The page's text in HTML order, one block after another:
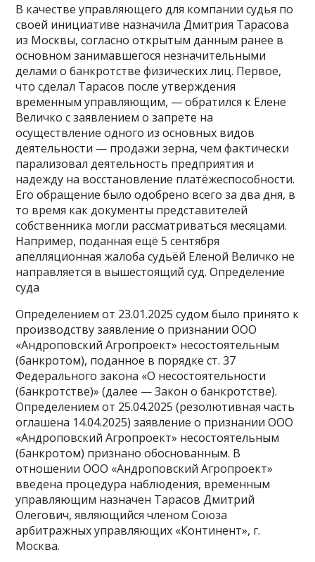
В качестве управляющего для компании судья по
своей инициативе назначила Дмитрия Тарасова
из Москвы, согласно открытым данным ранее в
основном занимавшегося незначительными
делами о банкротстве физических лиц. Первое,
что сделал Тарасов после утверждения
временным управляющим, — обратился к Елене
Величко с заявлением о запрете на
осуществление одного из основных видов
деятельности — продажи зерна, чем фактически
парализовал деятельность предприятия и
надежду на восстановление платёжеспособности.
Его обращение было одобрено всего за два дня, в
то время как документы представителей
собственника могли рассматриваться месяцами.
Например, поданная ещё 5 сентября
апелляционная жалоба судьёй Еленой Величко не
направляется в вышестоящий суд. Определение
суда
Определением от 23.01.2025 судом было принято к
производству заявление о признании ООО
«Андроповский Агропроект» несостоятельным
(банкротом), поданное в порядке ст. 37
Федерального закона «О несостоятельности
(банкротстве)» (далее — Закон о банкротстве).
Определением от 25.04.2025 (резолютивная часть
оглашена 14.04.2025) заявление о признании ООО
«Андроповский Агропроект» несостоятельным
(банкротом) признано обоснованным. В
отношении ООО «Андроповский Агропроект»
введена процедура наблюдения, временным
управляющим назначен Тарасов Дмитрий
Олегович, являющийся членом Союза
арбитражных управляющих «Континент», г.
Москва.